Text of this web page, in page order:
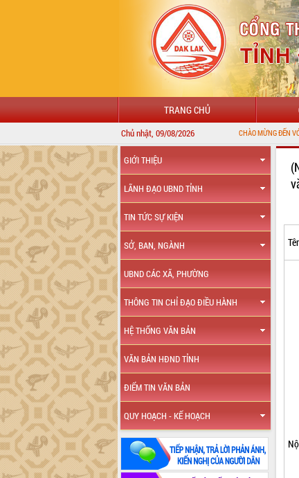
TRANG CHỦ
Chủ nhật, 09/08/2026 CHÀO MỪNG ĐẾN VỚI CỔNG
GIỚI THIỆU
LÃNH ĐẠO UBND TỈNH
TIN TỨC SỰ KIỆN
SỞ, BAN, NGÀNH
UBND CÁC XÃ, PHƯỜNG
THÔNG TIN CHỈ ĐẠO ĐIỀU HÀNH
HỆ THỐNG VĂN BẢN
VĂN BẢN HĐND TỈNH
ĐIỂM TIN VĂN BẢN
QUY HOẠCH - KẾ HOẠCH